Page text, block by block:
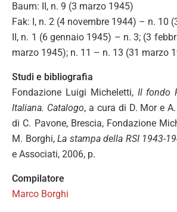
Baum: II, n. 9 (3 marzo 1945)
Fak: I, n. 2 (4 novembre 1944) – n. 10
II, n. 1 (6 gennaio 1945) – n. 3; (3
marzo 1945); n. 11 – n. 13 (31 marzo
Studi e bibliografia
Fondazione Luigi Micheletti, Il fondo
Italiana. Catalogo, a cura di D. Mor e
di C. Pavone, Brescia, Fondazione
M. Borghi, La stampa della RSI 1943-
e Associati, 2006, p.
Compilatore
Marco Borghi